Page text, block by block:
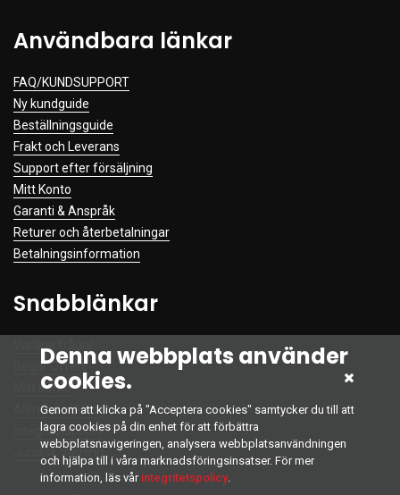
Användbara länkar
FAQ/KUNDSUPPORT
Ny kundguide
Beställningsguide
Frakt och Leverans
Support efter försäljning
Mitt Konto
Garanti & Anspråk
Returer och återbetalningar
Betalningsinformation
Snabblänkar
Vanliga frågor
Begär Offert
Mitt Konto
Allmänna Villkor
Integritetspolicy
Juridisk Varning
Denna webbplats använder
cookies.
Genom att klicka på "Acceptera cookies" samtycker du till att
lagra cookies på din enhet för att förbättra
webbplatsnavigeringen, analysera webbplatsanvändningen
och hjälpa till i våra marknadsföringsinsatser. För mer
information, läs vår integritetspolicy.